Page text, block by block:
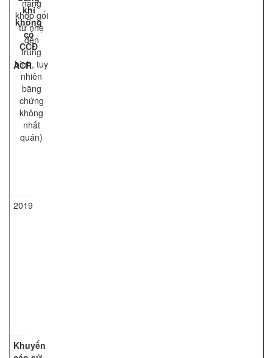
năng
khớp gối
từ nhẹ
đến
trung
bình, tuy
nhiên
bằng
chứng
không
nhất
quán)
khi
không
có
CCĐ
ACR
2019
Khuyến